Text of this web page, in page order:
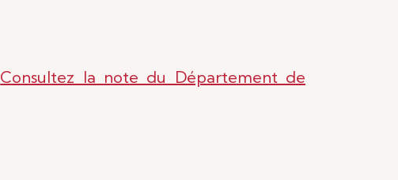
Consultez la note du Département de